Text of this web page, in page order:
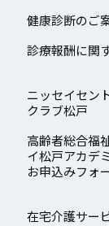
健康診断のご
診療報酬に関
ニッセイセン
クラブ松戸
高齢者総合福
イ松戸アカデ
お申込みフォ
在宅介護サー